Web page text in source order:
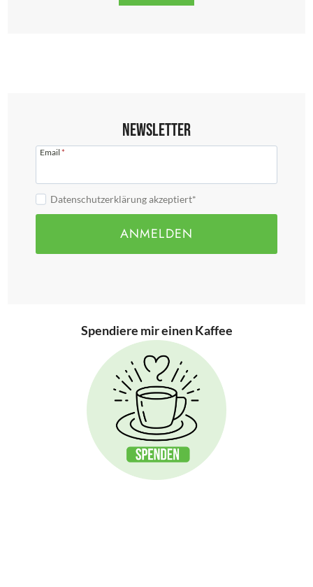
Newsletter
Email *
Datenschutzerklärung akzeptiert*
ANMELDEN
Spendiere mir einen Kaffee